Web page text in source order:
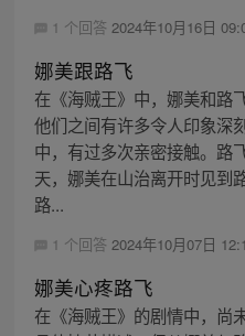
1 个回答 2024年10月16日
娜美跟路飞
在《海贼王》中，娜美和路
他们之间有许多令人印象深
中，有过多次亲密接触。路
天，娜美在山治离开时见到
路...
1 个回答 2024年10月07日
娜美心疼路飞
在《海贼王》的剧情中，尚